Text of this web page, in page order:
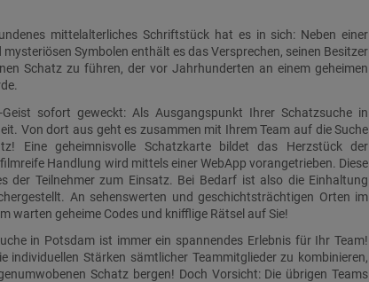
mittelalterliches Schriftstück hat es in sich: Neben einer
mysteriösen Symbolen enthält es das Versprechen, seinen Besitzer
Schatz zu führen, der vor Jahrhunderten an einem geheimen
sofort geweckt: Als Ausgangspunkt Ihrer Schatzsuche in
Von dort aus geht es zusammen mit Ihrem Team auf die Suche
Eine geheimnisvolle Schatzkarte bildet das Herzstück der
Handlung wird mittels einer WebApp vorangetrieben. Diese
der Teilnehmer zum Einsatz. Bei Bedarf ist also die Einhaltung
An sehenswerten und geschichtsträchtigen Orten im
warten geheime Codes und knifflige Rätsel auf Sie!
in Potsdam ist immer ein spannendes Erlebnis für Ihr Team!
individuellen Stärken sämtlicher Teammitglieder zu kombinieren,
Schatz bergen! Doch Vorsicht: Die übrigen Teams